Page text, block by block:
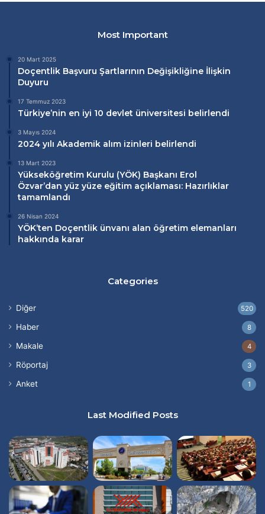
Most Important
20 Mart 2025
Doçentlik Başvuru Şartlarının Değişikliğine İlişkin
Duyuru
17 Temmuz 2023
Türkiye’nin en iyi 10 devlet üniversitesi belirlendi
3 Mayıs 2024
2024 yılı Akademik alım izinleri belirlendi
13 Mart 2023
Yükseköğretim Kurulu (YÖK) Başkanı Erol
Özvar’dan yüz yüze eğitim açıklaması: Hazırlıklar
tamamlandı
26 Nisan 2024
YÖK’ten Doçentlik ünvanı alan öğretim elemanları
hakkında karar
Categories
Diğer 520
Haber 8
Makale 4
Röportaj 3
Anket 1
Last Modified Posts